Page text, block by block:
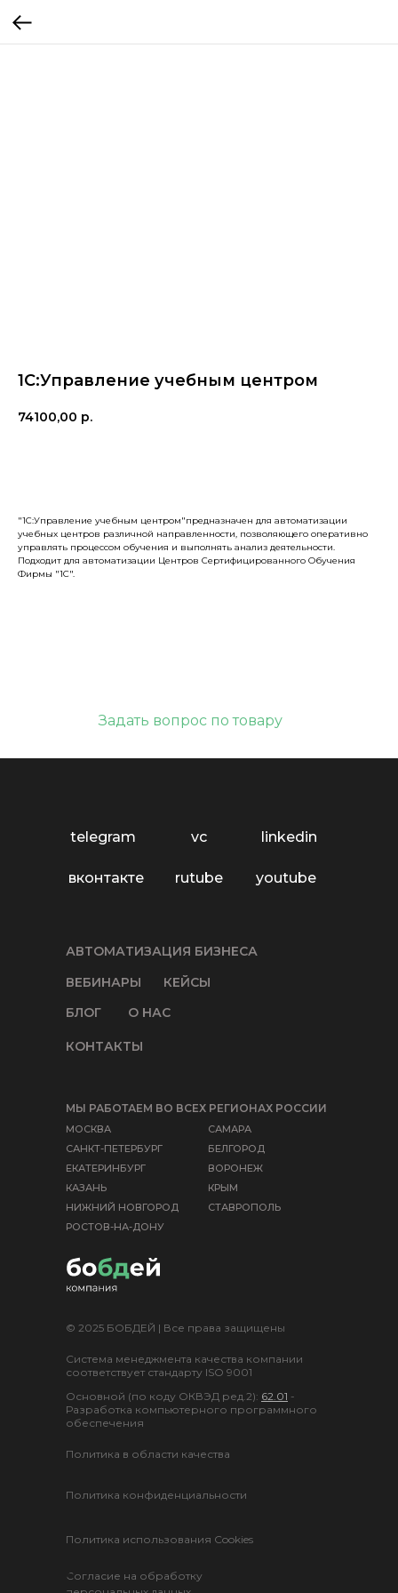
1С:Управление учебным центром
74100,00 р.
"1С:Управление учебным центром"предназначен для автоматизации
учебных центров различной направленности, позволяющего оперативно
управлять процессом обучения и выполнять анализ деятельности.
Подходит для автоматизации Центров Сертифицированного Обучения
Фирмы "1С".
Задать вопрос по товару
vc linkedin
вконтакте rutube youtube
КРЫМ
СТАВРОПОЛЬ
БЕЛГОРОД
ВОРОНЕЖ
САМАРА
РОСТОВ-НА-ДОНУ
НИЖНИЙ НОВГОРОД
КАЗАНЬ
ЕКАТЕРИНБУРГ
САНКТ-ПЕТЕРБУРГ
МОСКВА
ВЕБИНАРЫ КЕЙСЫ
КОНТАКТЫ
О НАС
АВТОМАТИЗАЦИЯ БИЗНЕСА
БЛОГ
© 2025 БОБДЕЙ | Все права защищены
telegram
Основной (по коду ОКВЭД ред.2): 62.01 -
Разработка компьютерного программного
обеспечения
Система менеджмента качества компании
соответствует стандарту ISO 9001
МЫ РАБОТАЕМ ВО ВСЕХ РЕГИОНАХ РОССИИ
Политика использования Cookies
Согласие на обработку
Политика конфиденциальности
Политика в области качества